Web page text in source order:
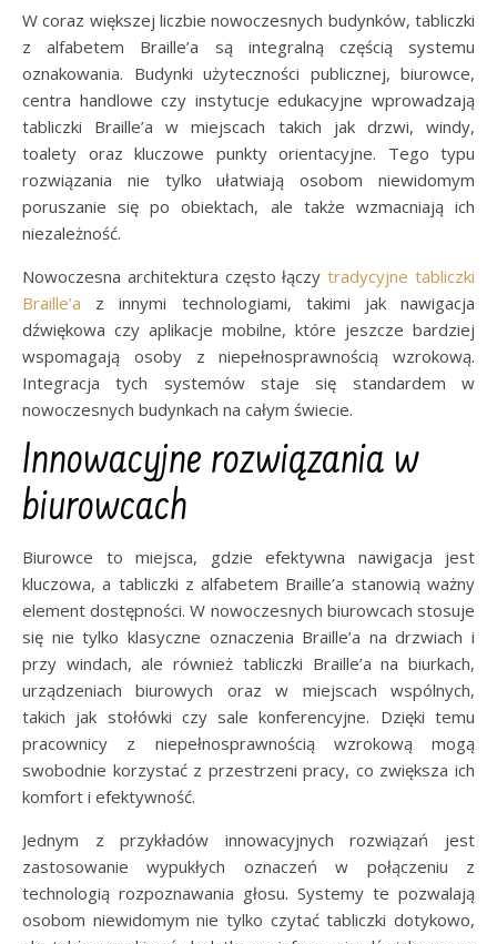
W coraz większej liczbie nowoczesnych budynków, tabliczki
z alfabetem Braille’a są integralną częścią systemu
oznakowania. Budynki użyteczności publicznej, biurowce,
centra handlowe czy instytucje edukacyjne wprowadzają
tabliczki Braille’a w miejscach takich jak drzwi, windy,
toalety oraz kluczowe punkty orientacyjne. Tego typu
rozwiązania nie tylko ułatwiają osobom niewidomym
poruszanie się po obiektach, ale także wzmacniają ich
niezależność.
Nowoczesna architektura często łączytradycyjne tabliczki
Braille’a z innymi technologiami, takimi jak nawigacja
dźwiękowa czy aplikacje mobilne, które jeszcze bardziej
wspomagają osoby z niepełnosprawnością wzrokową.
Integracja tych systemów staje się standardem w
nowoczesnych budynkach na całym świecie.
Innowacyjne rozwiązania w
biurowcach
Biurowce to miejsca, gdzie efektywna nawigacja jest
kluczowa, a tabliczki z alfabetem Braille’a stanowią ważny
element dostępności. W nowoczesnych biurowcach stosuje
się nie tylko klasyczne oznaczenia Braille’a na drzwiach i
przy windach, ale również tabliczki Braille’a na biurkach,
urządzeniach biurowych oraz w miejscach wspólnych,
takich jak stołówki czy sale konferencyjne. Dzięki temu
pracownicy z niepełnosprawnością wzrokową mogą
swobodnie korzystać z przestrzeni pracy, co zwiększa ich
komfort i efektywność.
Jednym z przykładów innowacyjnych rozwiązań jest
zastosowanie wypukłych oznaczeń w połączeniu z
technologią rozpoznawania głosu. Systemy te pozwalają
osobom niewidomym nie tylko czytać tabliczki dotykowo,